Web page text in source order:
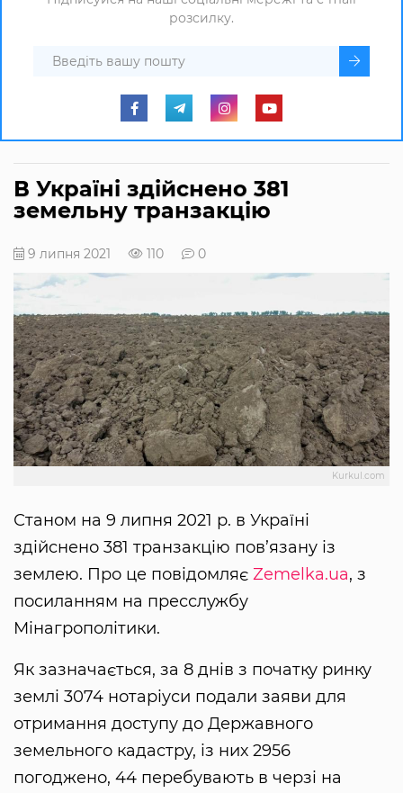
розсилку.
В Україні здійснено 381
земельну транзакцію
9 липня 2021 110 0
Kurkul.com
Станом на 9 липня 2021 р. в Україні
здійснено 381 транзакцію пов’язану із
землею. Про це повідомляє Zemelka.ua, з
посиланням на пресслужбу
Мінагрополітики.
Як зазначається, за 8 днів з початку ринку
землі 3074 нотаріуси подали заяви для
отримання доступу до Державного
земельного кадастру, із них 2956
погоджено, 44 перебувають в черзі на